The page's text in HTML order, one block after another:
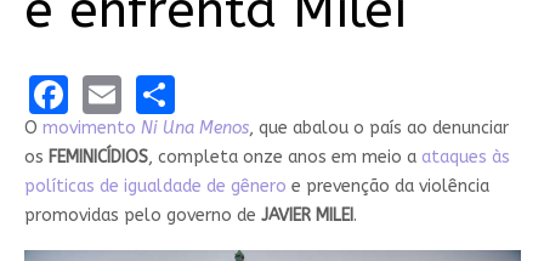
Facebook
EmailShare
O movimento Ni Una Menos, que abalou o país ao denunciar
os FEMINICÍDIOS, completa onze anos em meio aataques às
políticas de igualdade de gênero e prevenção da violência
promovidas pelo governo de JAVIER MILEI .